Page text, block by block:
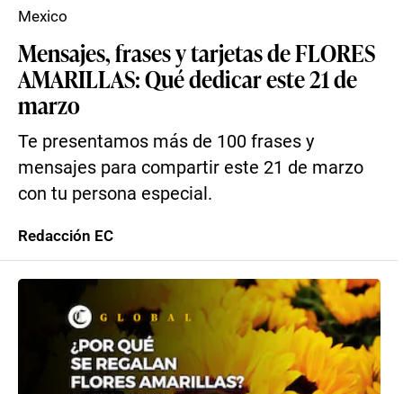
Mensajes, frases y tarjetas de FLORES
AMARILLAS: Qué dedicar este 21 de
marzo
Te presentamos más de 100 frases y
mensajes para compartir este 21 de marzo
con tu persona especial.
Mexico
Redacción EC